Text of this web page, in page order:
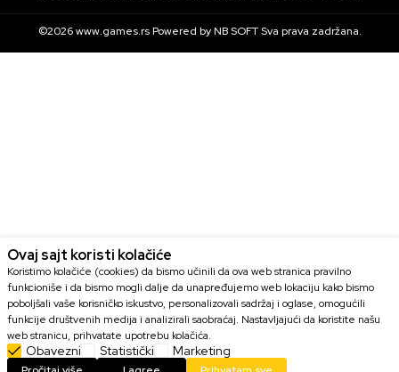
DODAJ U KORPU
©2026www.games.rs Powered byNB SOFTSva prava zadržana.
Ovaj sajt koristi kolačiće
Koristimo kolačiće (cookies) da bismo učinili da ova web stranica pravilno
funkcioniše i da bismo mogli dalje da unapređujemo web lokaciju kako bismo
poboljšali vaše korisničko iskustvo, personalizovali sadržaj i oglase, omogućili
funkcije društvenih medija i analizirali saobraćaj. Nastavljajući da koristite našu
web stranicu, prihvatate upotrebu kolačića.
Obavezni Statistički Marketing